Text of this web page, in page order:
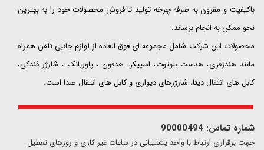
باکیفیت و مقرون به صرفه چرخه تولید تا فروش محصولات خود را به بهترین
نحو ممکن به انجام برساند.
محصولات این شرکت شامل مجموعه ای فوق العاده از لوازم جانبی تلفن همراه
مانند هندزفری، هدست بلوتوث، اسپیکر، هدفون ، پاوربانک ، شارژر فندکی،
کابل های انتقال دیتا، شارژرهای دیواری و کابل های انتقال صدا است.
شماره تماس: 90000494
​​جهت برقراری ارتباط با واحد پشتیبانی در ساعات غیر کاری و روزهای تعطیل